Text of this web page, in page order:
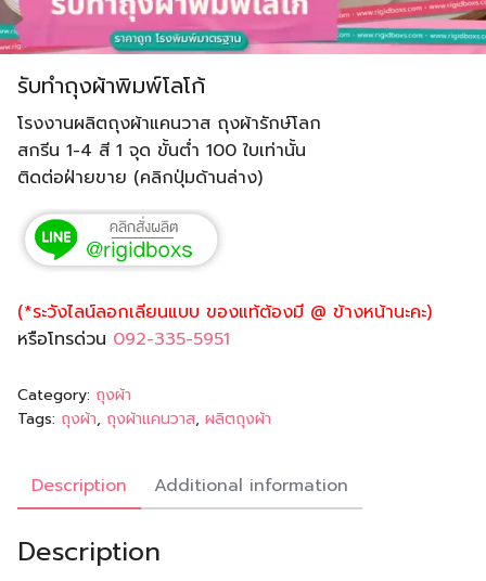
รับทำถุงผ้าพิมพ์โลโก้
โรงงานผลิตถุงผ้าแคนวาส ถุงผ้ารักษ์โลก
สกรีน 1-4 สี 1 จุด ขั้นต่ำ 100 ใบเท่านั้น
ติดต่อฝ่ายขาย (คลิกปุ่มด้านล่าง)
(*ระวังไลน์ลอกเลียนแบบ ของแท้ต้องมี @ ข้างหน้านะคะ)
หรือโทรด่วน 092-335-5951
Category: ถุงผ้า
Tags: ถุงผ้า, ถุงผ้าแคนวาส, ผลิตถุงผ้า
Description Additional information
Description